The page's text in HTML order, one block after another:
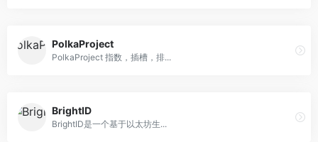
PolkaProject
PolkaProject 指数，插槽，排...
BrightID
BrightID是一个基于以太坊生...